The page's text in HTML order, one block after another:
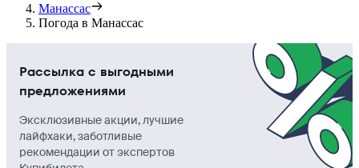
Манассас
Погода в Манассас
Рассылка с выгодными
предложениями
Эксклюзивные акции, лучшие
лайфхаки, заботливые
рекомендации от экспертов